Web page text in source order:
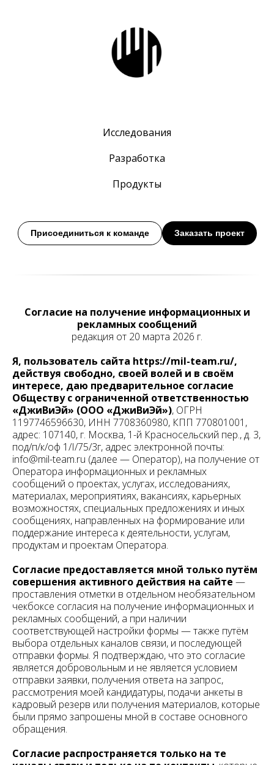
Исследования
Разработка
Продукты
Присоединиться к команде Заказать проект
Согласие на получение информационных и
рекламных сообщений
редакция от 20 марта 2026 г.
Я, пользователь сайта https://mil-team.ru/,
действуя свободно, своей волей и в своём
интересе, даю предварительное согласие
Обществу с ограниченной ответственностью
«ДжиВиЭй» (ООО «ДжиВиЭй»), ОГРН
1197746596630, ИНН 7708360980, КПП 770801001,
адрес: 107140, г. Москва, 1-й Красносельский пер., д. 3,
под/п/к/оф 1/I/75/3г, адрес электронной почты:
info@mil-team.ru (далее — Оператор), на получение от
Оператора информационных и рекламных
сообщений о проектах, услугах, исследованиях,
материалах, мероприятиях, вакансиях, карьерных
возможностях, специальных предложениях и иных
сообщениях, направленных на формирование или
поддержание интереса к деятельности, услугам,
продуктам и проектам Оператора.
Согласие предоставляется мной только путём
совершения активного действия на сайте —
проставления отметки в отдельном необязательном
чекбоксе согласия на получение информационных и
рекламных сообщений, а при наличии
соответствующей настройки формы — также путём
выбора отдельных каналов связи, и последующей
отправки формы. Я подтверждаю, что это согласие
является добровольным и не является условием
отправки заявки, получения ответа на запрос,
рассмотрения моей кандидатуры, подачи анкеты в
кадровый резерв или получения материалов, которые
были прямо запрошены мной в составе основного
обращения.
Согласие распространяется только на те